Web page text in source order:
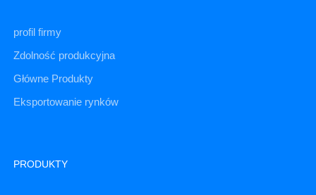
profil firmy
Zdolność produkcyjna
Główne Produkty
Eksportowanie rynków
PRODUKTY